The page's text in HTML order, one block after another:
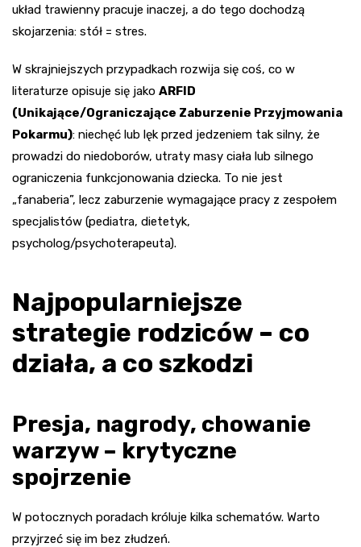
układ trawienny pracuje inaczej, a do tego dochodzą
skojarzenia: stół = stres.
W skrajniejszych przypadkach rozwija się coś, co w
literaturze opisuje się jako ARFID
(Unikające/Ograniczające Zaburzenie Przyjmowania
Pokarmu): niechęć lub lęk przed jedzeniem tak silny, że
prowadzi do niedoborów, utraty masy ciała lub silnego
ograniczenia funkcjonowania dziecka. To nie jest
„fanaberia”, lecz zaburzenie wymagające pracy z zespołem
specjalistów (pediatra, dietetyk,
psycholog/psychoterapeuta).
Najpopularniejsze
strategie rodziców – co
działa, a co szkodzi
Presja, nagrody, chowanie
warzyw – krytyczne
spojrzenie
W potocznych poradach króluje kilka schematów. Warto
przyjrzeć się im bez złudzeń.